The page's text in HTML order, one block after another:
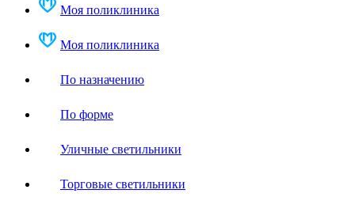
Моя поликлиника
Моя поликлиника
По назначению
По форме
Уличные светильники
Торговые светильники